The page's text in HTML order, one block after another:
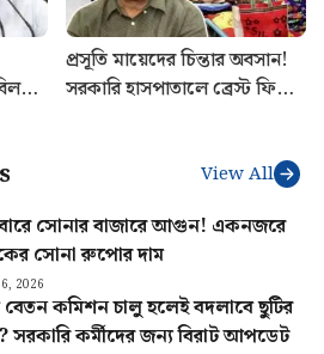
প্রসূতি মায়েদের চিন্তার অবসান!
সরকারি হাসপাতালে ব্রেস্ট ফিডিং
View All
সোনার বাজারে আগুন! একনজরে
সোনা রুপোর দাম
2026
কমিশন চালু হলেই বদলাবে ছুটির
সরকারি কর্মীদের জন্য বিরাট আপডেট